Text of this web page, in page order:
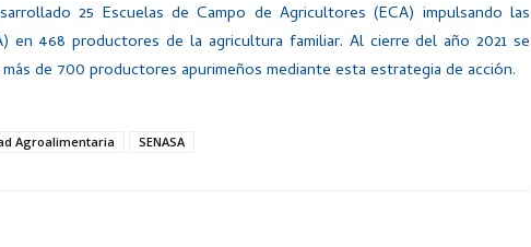
25 Escuelas de Campo de Agricultores (ECA) impulsando las
en 468 productores de la agricultura familiar. Al cierre del año 2021 se
de 700 productores apurimeños mediante esta estrategia de acción.
Agroalimentaria SENASA